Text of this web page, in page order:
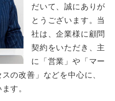
だいて、誠にありが
とうございます。当
社は、企業様に顧問
契約をいただき、主
に「営業」や「マー
の改善」などを中心に、
す。